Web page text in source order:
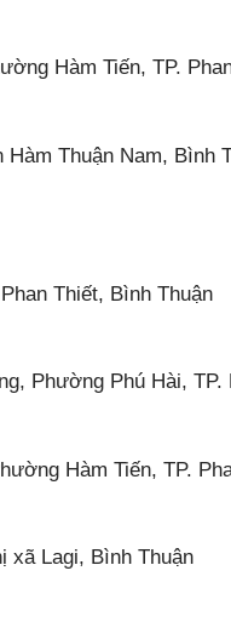
Hàm Tiến, TP.
Thuận Nam, Bình
Thiết, Bình Thuận
Phường Phú Hài, TP.
Hàm Tiến, TP.
xã Lagi, Bình Thuận